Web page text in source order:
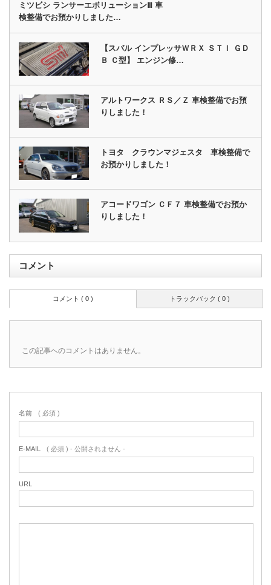
ミツビシ ランサーエボリューションⅢ 車
検整備でお預かりしました…
【スバル インプレッサＷＲＸ ＳＴＩ ＧＤ
Ｂ Ｃ型】 エンジン修…
アルトワークス ＲＳ／Ｚ 車検整備でお預
りしました！
トヨタ クラウンマジェスタ 車検整備で
お預かりしました！
アコードワゴン ＣＦ７ 車検整備でお預か
りしました！
コメント
トラックバック ( 0 )
コメント ( 0 )
この記事へのコメントはありません。
名前 ( 必須 )
E-MAIL ( 必須 ) - 公開されません -
URL